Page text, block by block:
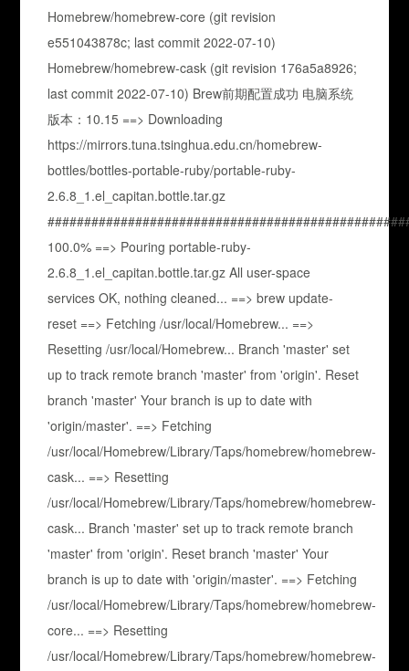
Homebrew/homebrew-core (git revision
e551043878c; last commit 2022-07-10)
Homebrew/homebrew-cask (git revision 176a5a8926;
last commit 2022-07-10) Brew前期配置成功 电脑系统
版本：10.15 ==> Downloading
https://mirrors.tuna.tsinghua.edu.cn/homebrew-
bottles/bottles-portable-ruby/portable-ruby-
2.6.8_1.el_capitan.bottle.tar.gz
100.0% ==> Pouring portable-ruby-
2.6.8_1.el_capitan.bottle.tar.gz All user-space
services OK, nothing cleaned... ==> brew update-
reset ==> Fetching /usr/local/Homebrew... ==>
Resetting /usr/local/Homebrew... Branch 'master' set
up to track remote branch 'master' from 'origin'. Reset
branch 'master' Your branch is up to date with
'origin/master'. ==> Fetching
/usr/local/Homebrew/Library/Taps/homebrew/homebrew-
cask... ==> Resetting
/usr/local/Homebrew/Library/Taps/homebrew/homebrew-
cask... Branch 'master' set up to track remote branch
'master' from 'origin'. Reset branch 'master' Your
branch is up to date with 'origin/master'. ==> Fetching
/usr/local/Homebrew/Library/Taps/homebrew/homebrew-
core... ==> Resetting
/usr/local/Homebrew/Library/Taps/homebrew/homebrew-